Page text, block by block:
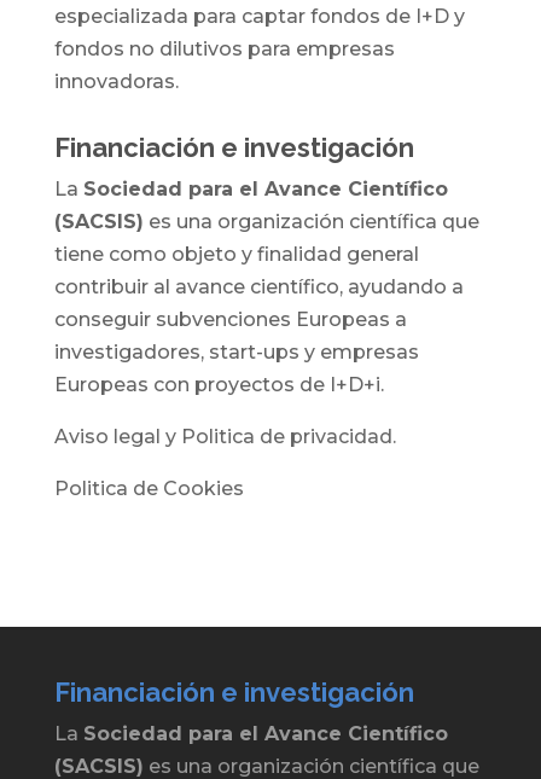
especializada para captar fondos de I+D y
fondos no dilutivos para empresas
innovadoras.
Financiación e investigación
La Sociedad para el Avance Científico
(SACSIS) es una organización científica que
tiene como objeto y finalidad general
contribuir al avance científico, ayudando a
conseguir subvenciones Europeas a
investigadores, start-ups y empresas
Europeas con proyectos de I+D+i.
Aviso legal y Politica de privacidad.
Politica de Cookies
Financiación e investigación
La Sociedad para el Avance Científico
(SACSIS) es una organización científica que